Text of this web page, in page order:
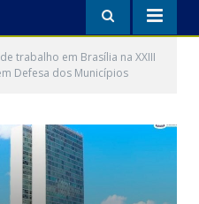
trabalho em Brasília na XXIII
Defesa dos Municípios